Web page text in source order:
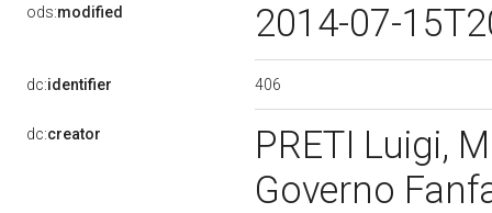
ods:modified 2014-07-
dc:identifier 406
dc:creator
PRETI Luigi,
Governo